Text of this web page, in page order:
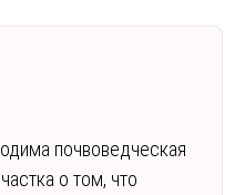
почвоведческая
о том, что